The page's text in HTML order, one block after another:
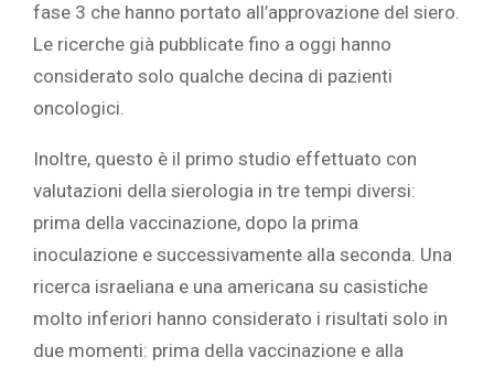
fase 3 che hanno portato all’approvazione del siero.
Le ricerche già pubblicate fino a oggi hanno
considerato solo qualche decina di pazienti
oncologici.
Inoltre, questo è il primo studio effettuato con
valutazioni della sierologia in tre tempi diversi:
prima della vaccinazione, dopo la prima
inoculazione e successivamente alla seconda. Una
ricerca israeliana e una americana su casistiche
molto inferiori hanno considerato i risultati solo in
due momenti: prima della vaccinazione e alla